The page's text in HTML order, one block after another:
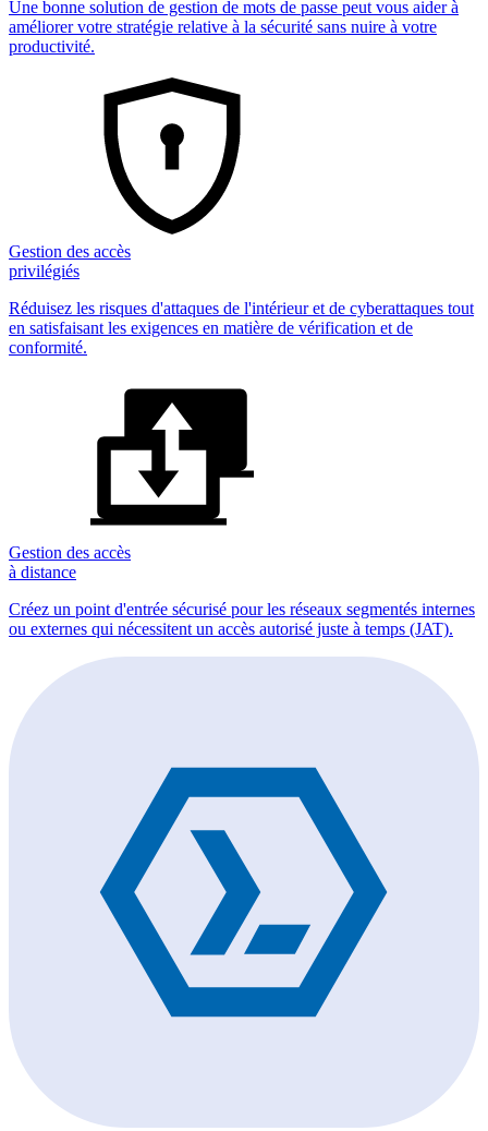
Une bonne solution de gestion de mots de passe peut vous aider à
améliorer votre stratégie relative à la sécurité sans nuire à votre
productivité.
Gestion des accès
privilégiés
Réduisez les risques d'attaques de l'intérieur et de cyberattaques tout
en satisfaisant les exigences en matière de vérification et de
conformité.
Gestion des accès
à distance
Créez un point d'entrée sécurisé pour les réseaux segmentés internes
ou externes qui nécessitent un accès autorisé juste à temps (JAT).